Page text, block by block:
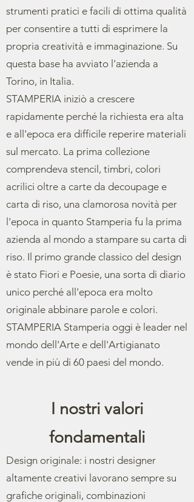
strumenti pratici e facili di ottima qualità
per consentire a tutti di esprimere la
propria creatività e immaginazione. Su
questa base ha avviato l'azienda a
Torino, in Italia.
STAMPERIA iniziò a crescere
rapidamente perché la richiesta era alta
e all'epoca era difficile reperire materiali
sul mercato. La prima collezione
comprendeva stencil, timbri, colori
acrilici oltre a carte da decoupage e
carta di riso, una clamorosa novità per
l'epoca in quanto Stamperia fu la prima
azienda al mondo a stampare su carta di
riso. Il primo grande classico del design
è stato Fiori e Poesie, una sorta di diario
unico perché all'epoca era molto
originale abbinare parole e colori.
STAMPERIA Stamperia oggi è leader nel
mondo dell'Arte e dell'Artigianato
vende in più di 60 paesi del mondo.
I nostri valori
fondamentali
Design originale: i nostri designer
altamente creativi lavorano sempre su
grafiche originali, combinazioni